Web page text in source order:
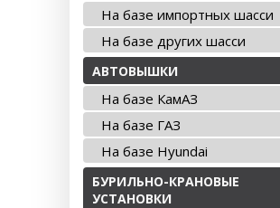
На базе импортных шасси
На базе других шасси
АВТОВЫШКИ
На базе КамАЗ
На базе ГАЗ
На базе Hyundai
БУРИЛЬНО-КРАНОВЫЕ
УСТАНОВКИ